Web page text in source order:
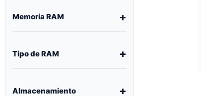
Memoria RAM
Tipo de RAM
Almacenamiento